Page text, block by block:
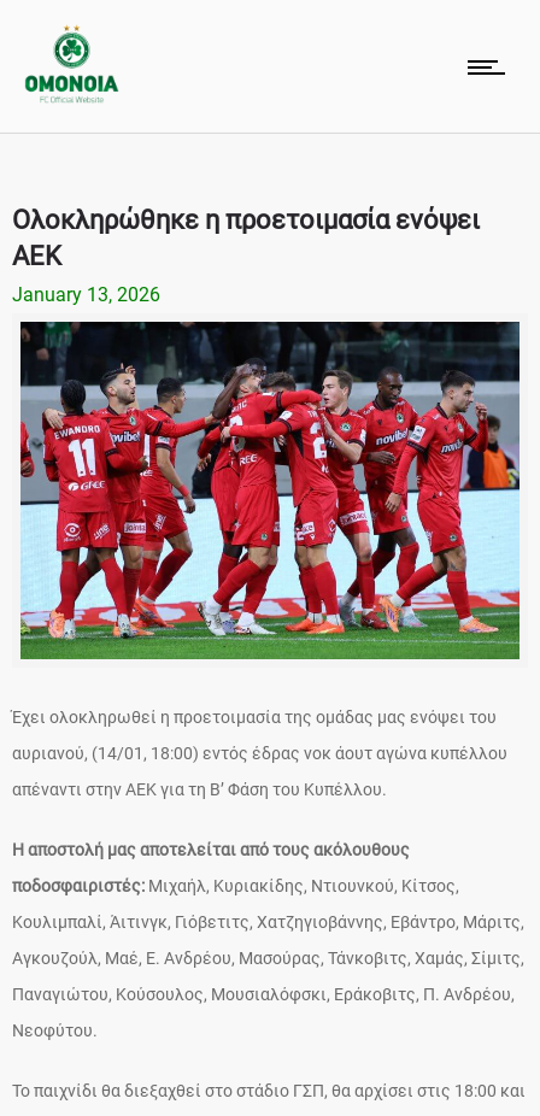
Ολοκληρώθηκε η προετοιμασία ενόψει
ΑΕΚ
January 13, 2026
Έχει ολοκληρωθεί η προετοιμασία της ομάδας μας ενόψει του
αυριανού, (14/01, 18:00) εντός έδρας νοκ άουτ αγώνα κυπέλλου
απέναντι στην ΑΕΚ για τη Β’ Φάση του Κυπέλλου.
Η αποστολή μας αποτελείται από τους ακόλουθους
ποδοσφαιριστές: Μιχαήλ, Κυριακίδης, Ντιουνκού, Κίτσος,
Κουλιμπαλί, Άιτινγκ, Γιόβετιτς, Χατζηγιοβάννης, Εβάντρο, Μάριτς,
Αγκουζούλ, Μαέ, Ε. Ανδρέου, Μασούρας, Τάνκοβιτς, Χαμάς, Σίμιτς,
Παναγιώτου, Κούσουλος, Μουσιαλόφσκι, Εράκοβιτς, Π. Ανδρέου,
Νεοφύτου.
Το παιχνίδι θα διεξαχθεί στο στάδιο ΓΣΠ, θα αρχίσει στις 18:00 και